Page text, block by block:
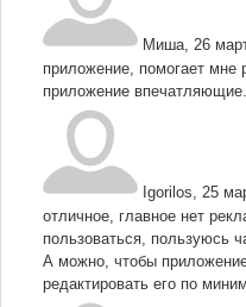
Миша, 26
приложение, помогает мне
приложение
Igorilos, 25
отличное, главное нет
пользоваться, пользуюсь
А можно, чтобы
редактировать его по